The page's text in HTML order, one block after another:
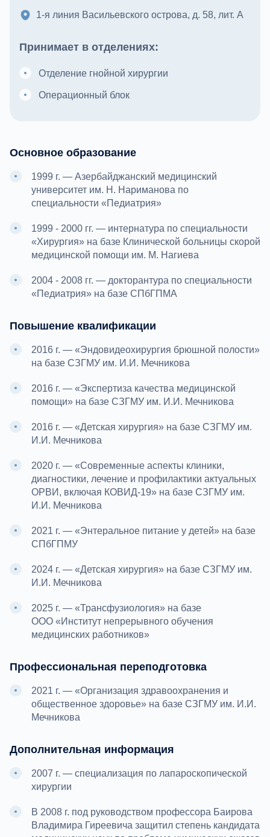
1-я линия Васильевского острова, д. 58, лит. А
Принимает в отделениях:
Отделение гнойной хирургии
Операционный блок
Основное образование
1999 г. — Азербайджанский медицинский
университет им. Н. Нариманова по
специальности «Педиатрия»
1999 - 2000 гг. — интернатура по специальности
«Хирургия» на базе Клинической больницы скорой
медицинской помощи им. М. Нагиева
2004 - 2008 гг. — докторантура по специальности
«Педиатрия» на базе СПбГПМА
Повышение квалификации
2016 г. — «Эндовидеохирургия брюшной полости»
на базе СЗГМУ им. И.И. Мечникова
2016 г. — «Экспертиза качества медицинской
помощи» на базе СЗГМУ им. И.И. Мечникова
2016 г. — «Детская хирургия» на базе СЗГМУ им.
И.И. Мечникова
2020 г. — «Современные аспекты клиники,
диагностики, лечение и профилактики актуальных
ОРВИ, включая КОВИД-19» на базе СЗГМУ им.
И.И. Мечникова
2021 г. — «Энтеральное питание у детей» на базе
СПбГПМУ
2024 г. — «Детская хирургия» на базе СЗГМУ им.
И.И. Мечникова
2025 г. — «Трансфузиология» на базе
ООО «Институт непрерывного обучения
медицинских работников»
Профессиональная переподготовка
2021 г. — «Организация здравоохранения и
общественное здоровье» на базе СЗГМУ им. И.И.
Мечникова
Дополнительная информация
2007 г. — специализация по лапароскопической
хирургии
В 2008 г. под руководством профессора Баирова
Владимира Гиреевича защитил степень кандидата